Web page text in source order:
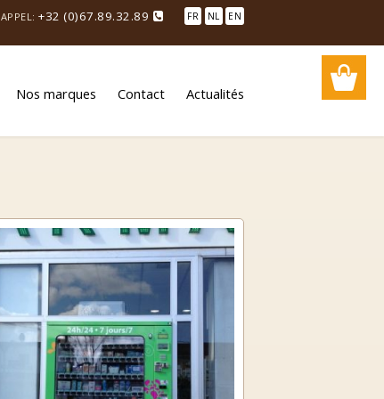
APPEL: +32 (0)67.89.32.89 FR NL EN
Nos marques Contact Actualités